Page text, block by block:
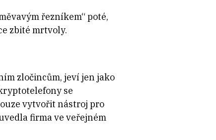
řezníkem“ poté,
zbité mrtvoly.
zločincům, jeví jen jako
se
vytvořit nástroj pro
firma ve veřejném